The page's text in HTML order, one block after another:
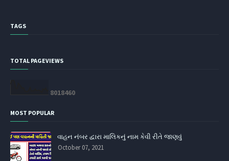
TAGS
TOTAL PAGEVIEWS
8018460
MOST POPULAR
વાહન નંબર દ્વારા માલિકનું નામ કેવી રીતે જાણવું
October 07, 2021